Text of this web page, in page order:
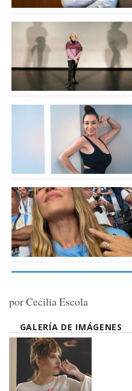
por Cecilia Escola
GALERÍA DE IMÁGENES